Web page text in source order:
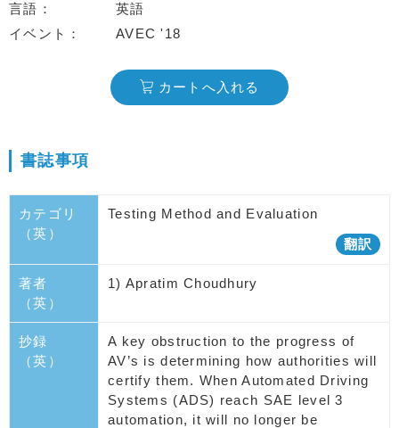
言語
英語
イベント
AVEC '18
カートへ入れる
書誌事項
カテゴリ
（英）
Testing Method and Evaluation
翻訳
著者
（英）
1) Apratim Choudhury
抄録
（英）
A key obstruction to the progress of
AV’s is determining how authorities will
certify them. When Automated Driving
Systems (ADS) reach SAE level 3
automation, it will no longer be